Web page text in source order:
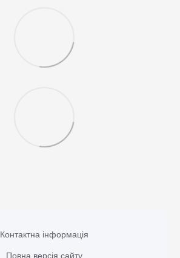
Контактна інформація
Повна версія сайту